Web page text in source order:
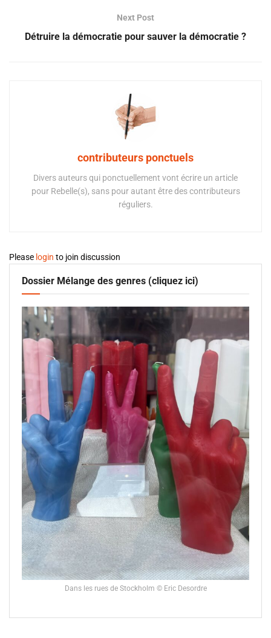
Next Post
Détruire la démocratie pour sauver la démocratie ?
contributeurs ponctuels
Divers auteurs qui ponctuellement vont écrire un article
pour Rebelle(s), sans pour autant être des contributeurs
réguliers.
Please login to join discussion
Dossier Mélange des genres (cliquez ici)
Dans les rues de Stockholm © Eric Desordre